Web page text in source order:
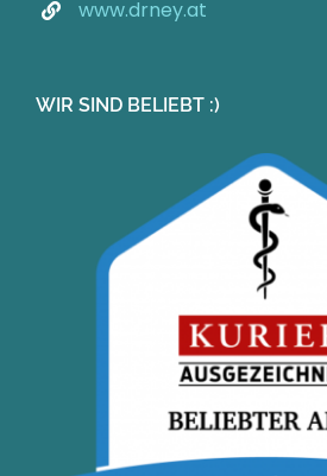
www.drney.at
WIR SIND BELIEBT :)